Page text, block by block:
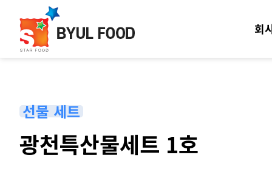
회
선물 세트
광천특산물세트 1호